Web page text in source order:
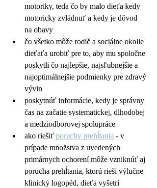
motoriky, teda čo by malo dieťa kedy
motoricky zvládnuť a kedy je dôvod
na obavy
čo všetko môže rodič a sociálne okolie
dieťaťa urobiť pre to, aby mu spoločne
poskytli čo najlepšie, najsľubnejšie a
najoptimálnejšie podmienky pre zdravý
vývin
poskytnúť informácie, kedy je správny
čas na začatie systematickej, dlhodobej
a medziodborovej spolupráce
ako riešiť poruchy prehĺtania - v
prípade množstva z uvedených
primárnych ochorení môže vzniknúť aj
porucha prehĺtania, ktorú rieši výlučne
klinický logopéd, dieťa vyšetrí